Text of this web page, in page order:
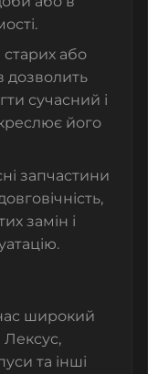
старих або
дозволить
сучасний і
його
запчастини
замін і
широкий
та інші